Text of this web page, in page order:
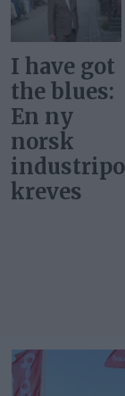
De hadde
ikke
på